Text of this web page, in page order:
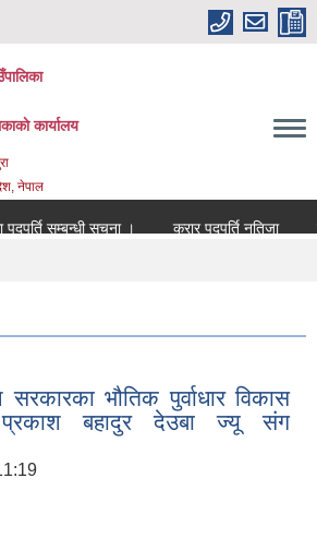
कार्यालय
नेपाल
सम्बन्धी सुचना ।
करार पदपुर्ति नतिजा
भौतिक पुर्वाधार विकास
प्रकाश बहादुर देउबा ज्यू संग